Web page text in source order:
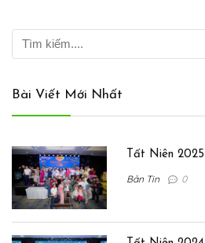
Bài Viết Mới Nhất
Tất Niên 2025
Bản Tin 0